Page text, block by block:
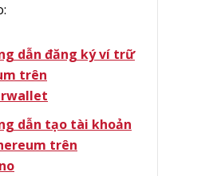
dẫn đăng ký ví trữ
trên
dẫn tạo tài khoản
trên